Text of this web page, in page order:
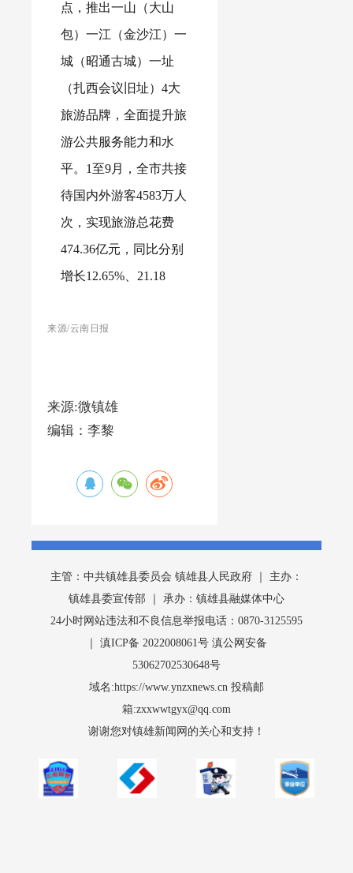
点，推出一山（大山
包）一江（金沙江）一
城（昭通古城）一址
（扎西会议旧址）4大
旅游品牌，全面提升旅
游公共服务能力和水
平。1至9月，全市共接
待国内外游客4583万人
次，实现旅游总花费
474.36亿元，同比分别
增长12.65%、21.18
来源/云南日报
来源:微镇雄
编辑：李黎
主管：中共镇雄县委员会 镇雄县人民政府 ｜ 主办：
镇雄县委宣传部 ｜ 承办：镇雄县融媒体中心
24小时网站违法和不良信息举报电话：0870-3125595
｜ 滇ICP备 2022008061号 滇公网安备
53062702530648号
域名:https://www.ynzxnews.cn 投稿邮
箱:zxxwwtgyx@qq.com
谢谢您对镇雄新闻网的关心和支持！